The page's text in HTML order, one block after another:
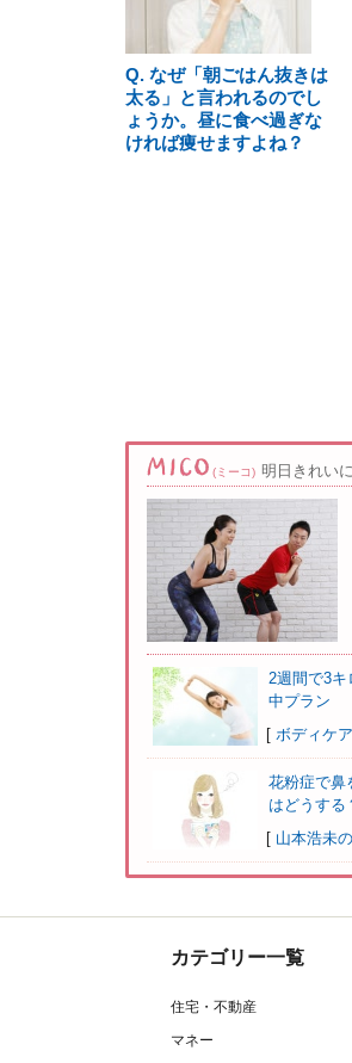
Q. なぜ「朝ごはん抜きは
太る」と言われるのでし
ょうか。昼に食べ過ぎな
ければ痩せますよね？
(ミーコ) 明日きれい
2週間で3キ
中プラン
[ ボディケ
花粉症で鼻
はどうする
[ 山本浩未
カテゴリー一覧
住宅・不動産
マネー